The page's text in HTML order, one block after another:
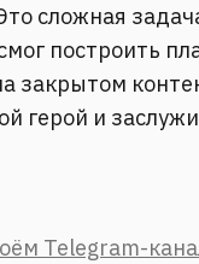
сложная
построить
закрытом
герой и
Telegram-